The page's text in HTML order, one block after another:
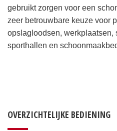
gebruikt zorgen voor een
zeer betrouwbare keuze voor
opslagloodsen, werkplaatsen,
sporthallen en
OVERZICHTELIJKE BEDIENING